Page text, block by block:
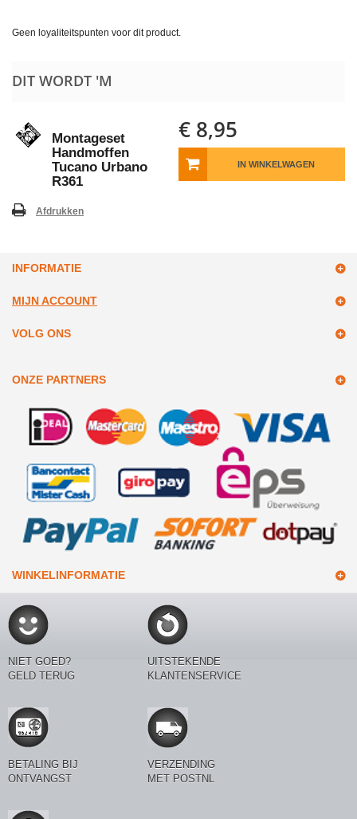
Geen loyaliteitspunten voor dit product.
DIT WORDT 'M
Montageset
Handmoffen
Tucano Urbano
R361
€ 8,95
IN WINKELWAGEN
Afdrukken
INFORMATIE
MIJN ACCOUNT
VOLG ONS
ONZE PARTNERS
WINKELINFORMATIE
NIET GOED?
GELD TERUG
UITSTEKENDE
KLANTENSERVICE
BETALING BIJ
ONTVANGST
VERZENDING
MET POSTNL